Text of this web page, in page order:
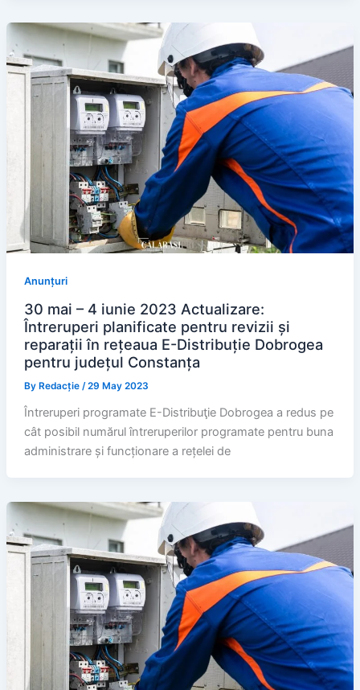
Anunțuri
30 mai – 4 iunie 2023 Actualizare:
Întreruperi planificate pentru revizii și
reparații în rețeaua E-Distribuție Dobrogea
pentru județul Constanța
By Redacție /29 May 2023
Întreruperi programate E-Distribuţie Dobrogea a redus pe
cât posibil numărul întreruperilor programate pentru buna
administrare și funcționare a rețelei de